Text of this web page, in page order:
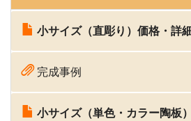
小サイズ（直彫り）価格・詳
完成事例
小サイズ（単色・カラー陶板